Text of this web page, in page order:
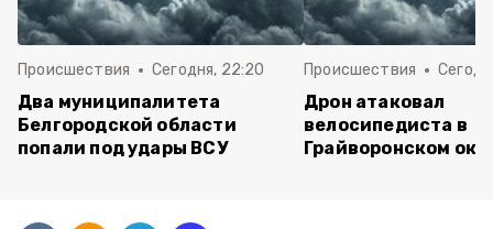
Происшествия Сегодня, 22:20
Два муниципалитета
Белгородской области
попали под удары ВСУ
Происшествия
Дрон атаковал
велосипедиста в
Грайворонском